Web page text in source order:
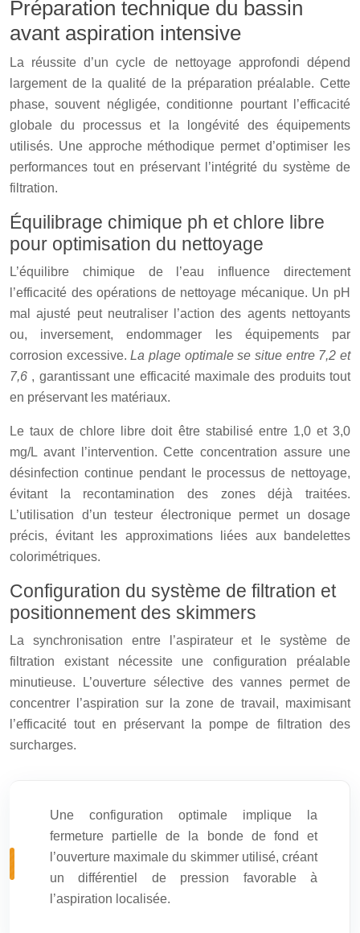
Préparation technique du bassin
avant aspiration intensive
La réussite d’un cycle de nettoyage approfondi dépend
largement de la qualité de la préparation préalable. Cette
phase, souvent négligée, conditionne pourtant l’efficacité
globale du processus et la longévité des équipements
utilisés. Une approche méthodique permet d’optimiser les
performances tout en préservant l’intégrité du système de
filtration.
Équilibrage chimique ph et chlore libre
pour optimisation du nettoyage
L’équilibre chimique de l’eau influence directement
l’efficacité des opérations de nettoyage mécanique. Un pH
mal ajusté peut neutraliser l’action des agents nettoyants
ou, inversement, endommager les équipements par
corrosion excessive.La plage optimale se situe entre 7,2 et
7,6 , garantissant une efficacité maximale des produits tout
en préservant les matériaux.
Le taux de chlore libre doit être stabilisé entre 1,0 et 3,0
mg/L avant l’intervention. Cette concentration assure une
désinfection continue pendant le processus de nettoyage,
évitant la recontamination des zones déjà traitées.
L’utilisation d’un testeur électronique permet un dosage
précis, évitant les approximations liées aux bandelettes
colorimétriques.
Configuration du système de filtration et
positionnement des skimmers
La synchronisation entre l’aspirateur et le système de
filtration existant nécessite une configuration préalable
minutieuse. L’ouverture sélective des vannes permet de
concentrer l’aspiration sur la zone de travail, maximisant
l’efficacité tout en préservant la pompe de filtration des
surcharges.
Une configuration optimale implique la
fermeture partielle de la bonde de fond et
l’ouverture maximale du skimmer utilisé, créant
un différentiel de pression favorable à
l’aspiration localisée.